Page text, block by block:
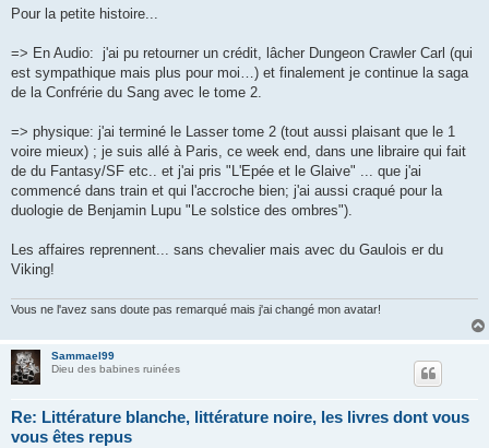
s
g
Pour la petite histoire...
=> En Audio: j'ai pu retourner un crédit, lâcher Dungeon Crawler Carl (qui
est sympathique mais plus pour moi…) et finalement je continue la saga
de la Confrérie du Sang avec le tome 2.
=> physique: j'ai terminé le Lasser tome 2 (tout aussi plaisant que le 1
voire mieux) ; je suis allé à Paris, ce week end, dans une libraire qui fait
de du Fantasy/SF etc.. et j'ai pris "L'Epée et le Glaive" ... que j'ai
commencé dans train et qui l'accroche bien; j'ai aussi craqué pour la
duologie de Benjamin Lupu "Le solstice des ombres").
Les affaires reprennent... sans chevalier mais avec du Gaulois er du
Viking!
Vous ne l'avez sans doute pas remarqué mais j'ai changé mon avatar!
Sammael99
Dieu des babines ruinées
Re: Littérature blanche, littérature noire, les livres dont vous
vous êtes repus